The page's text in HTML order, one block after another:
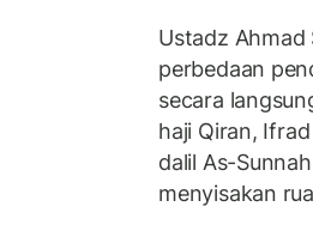
Ustadz Ahmad
perbedaan
secara
haji Qiran,
dalil As-
menyisakan